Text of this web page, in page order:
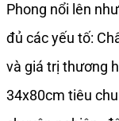
Đóng
Hộp
Kéo
(9
Phong nổi lên
đủ các yếu tố:
và giá trị thương
34x80cm tiêu